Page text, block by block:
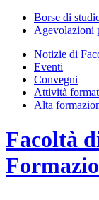
Borse di
Agevolazioni
Notizie di
Eventi
Convegni
Attività
Alta
Facoltà